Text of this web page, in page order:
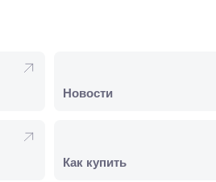
Новости
Как купить